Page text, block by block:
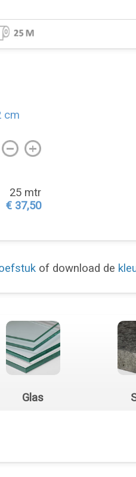
cm
25 mtr
€ 37,50
of download de
Glas